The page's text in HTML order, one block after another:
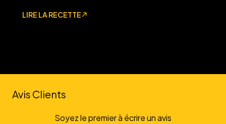
LIRE LA RECETTE
Avis Clients
Soyez le premier à écrire un avis